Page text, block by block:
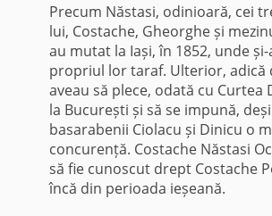
Precum Năstasi, odinioară, cei
lui, Costache, Gheorghe și
au mutat la Iași, în 1852, unde
propriul lor taraf. Ulterior, adică
aveau să plece, odată cu Curtea
la București și să se impună,
basarabenii Ciolacu și Dinicu o
concurență. Costache Năstasi
să fie cunoscut drept Costache
încă din perioada ieșeană.